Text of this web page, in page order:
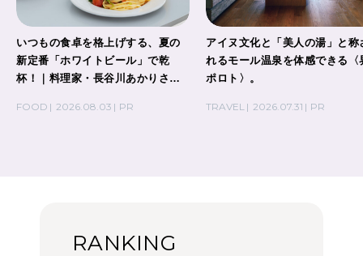
いつもの食卓を格上げする、夏の
新定番「ホワイトビール」で乾
杯！｜料理家・長谷川あかりさん
FOOD
2026.08.03 PR
アイヌ文化と「美人の湯」と称
れるモール温泉を体感できる〈
ポロト〉。
TRAVEL 2026.07.31 PR
RANKING